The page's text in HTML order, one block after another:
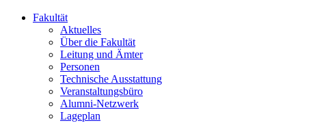
Fakultät
Aktuelles
Über die Fakultät
Leitung und Ämter
Personen
Technische Ausstattung
Veranstaltungsbüro
Alumni-Netzwerk
Lageplan